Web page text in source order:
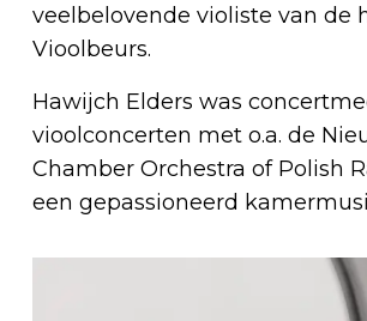
veelbelovende violiste van de
Vioolbeurs.
Hawijch Elders was
vioolconcerten met o.a. de
Chamber Orchestra of Polish
een gepassioneerd